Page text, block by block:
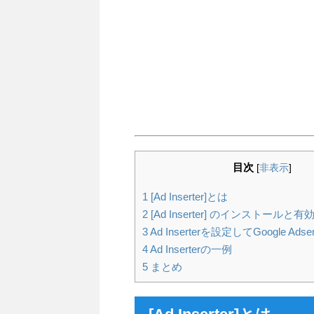
目次 [非表示]
1 [Ad Inserter]とは
2 [Ad Inserter] のインストールと有
3Ad Inserterを設定してGoogle
4Ad Inserterの一例
5 まとめ